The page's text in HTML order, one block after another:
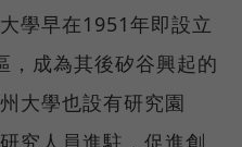
學早在1951年即設立
，成為其後矽谷興起的
大學也設有研究園